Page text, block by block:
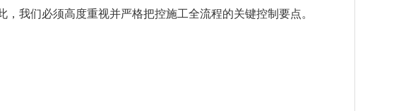
我们必须高度重视并严格把控施工全流程的关键控制要点。